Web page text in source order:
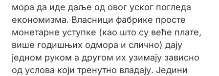
мора да иде даље од овог уског погледа
економизмa. Власници фабрике просте
монетарне уступке (као што су веће плате,
више годишњих одмора и слично) дају
једном руком а другом их узимају зависно
од услова који тренутно владају. Једини